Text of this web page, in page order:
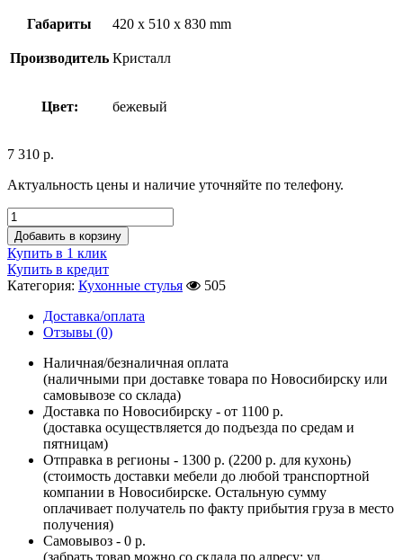
Габариты 420 x 510 x 830 mm
Производитель Кристалл
Цвет: бежевый
7 310 р.
Актуальность цены и наличие уточняйте по телефону.
Добавить в корзину
Купить в 1 клик
Купить в кредит
Категория: Кухонные стулья
505
Доставка/оплата
Отзывы (0)
Наличная/безналичная оплата
(наличными при доставке товара по Новосибирску или
самовывозе со склада)
Доставка по Новосибирску - от 1100 р.
(доставка осуществляется до подъезда по средам и
пятницам)
Отправка в регионы - 1300 р. (2200 р. для кухонь)
(стоимость доставки мебели до любой транспортной
компании в Новосибирске. Остальную сумму
оплачивает получатель по факту прибытия груза в место
получения)
Самовывоз - 0 р.